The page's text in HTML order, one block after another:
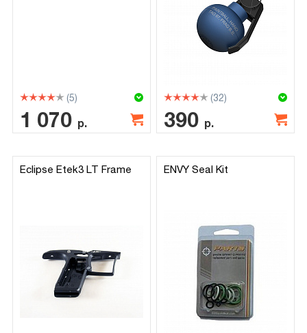
(5)
1 070 р.
(32)
390 р.
Eclipse Etek3 LT Frame ENVY Seal Kit